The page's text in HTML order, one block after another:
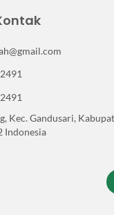
Kec. Gandusari,
Indonesia